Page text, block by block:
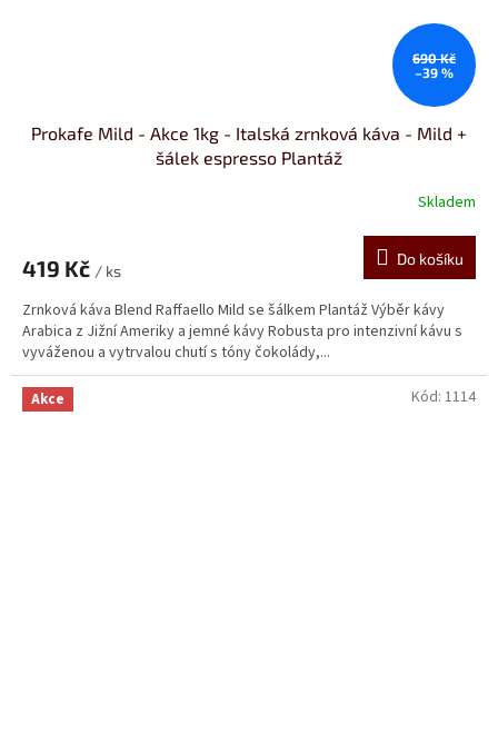
690 Kč
–39 %
Prokafe Mild - Akce 1kg - Italská zrnková káva - Mild +
šálek espresso Plantáž
Skladem
419 Kč / ks
Do košíku
Zrnková káva Blend Raffaello Mild se šálkem Plantáž Výběr kávy
Arabica z Jižní Ameriky a jemné kávy Robusta pro intenzivní kávu s
vyváženou a vytrvalou chutí s tóny čokolády,...
Akce Kód: 1114